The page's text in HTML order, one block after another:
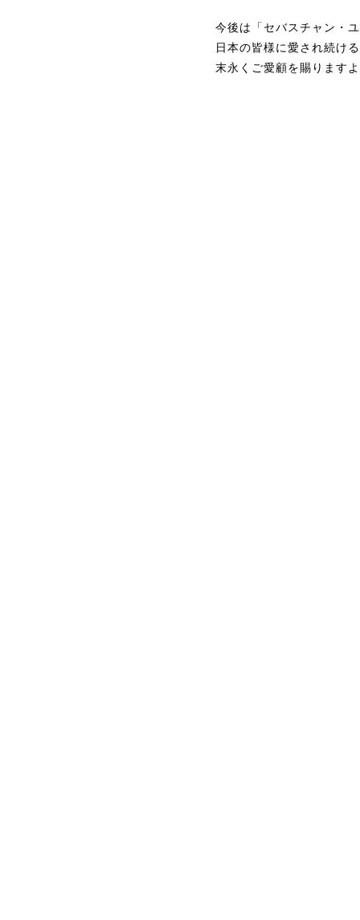
今後は「セバスチャン・
日本の皆様に愛され続け
末永くご愛顧を賜ります